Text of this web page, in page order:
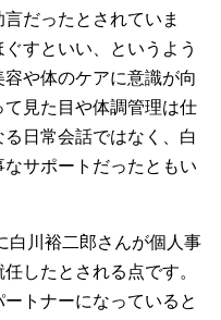
だったとされていま
すといい、というよう
や体のケアに意識が向
見た目や体調管理は仕
日常会話ではなく、白
サポートだったともい
白川裕二郎さんが個人事
したとされる点です。
トナーになっていると